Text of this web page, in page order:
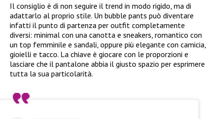
Il consiglio è di non seguire il trend in modo rigido, ma di
adattarlo al proprio stile. Un bubble pants può diventare
infatti il punto di partenza per outfit completamente
diversi: minimal con una canotta e sneakers, romantico con
un top femminile e sandali, oppure più elegante con camicia,
gioielli e tacco. La chiave è giocare con le proporzioni e
lasciare che il pantalone abbia il giusto spazio per esprimere
tutta la sua particolarità.